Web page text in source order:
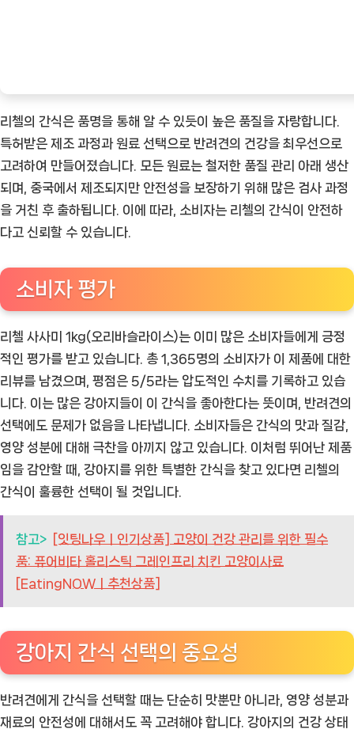
리첼의 간식은 품명을 통해 알 수 있듯이 높은 품질을 자랑합니다.
특허받은 제조 과정과 원료 선택으로 반려견의 건강을 최우선으로
고려하여 만들어졌습니다. 모든 원료는 철저한 품질 관리 아래 생산
되며, 중국에서 제조되지만 안전성을 보장하기 위해 많은 검사 과정
을 거친 후 출하됩니다. 이에 따라, 소비자는 리첼의 간식이 안전하
다고 신뢰할 수 있습니다.
소비자 평가
리첼 사사미 1kg(오리바슬라이스)는 이미 많은 소비자들에게 긍정
적인 평가를 받고 있습니다. 총 1,365명의 소비자가 이 제품에 대한
리뷰를 남겼으며, 평점은 5/5라는 압도적인 수치를 기록하고 있습
니다. 이는 많은 강아지들이 이 간식을 좋아한다는 뜻이며, 반려견의
선택에도 문제가 없음을 나타냅니다. 소비자들은 간식의 맛과 질감,
영양 성분에 대해 극찬을 아끼지 않고 있습니다. 이처럼 뛰어난 제품
임을 감안할 때, 강아지를 위한 특별한 간식을 찾고 있다면 리첼의
간식이 훌륭한 선택이 될 것입니다.
참고> [잇팅나우ㅣ인기상품] 고양이 건강 관리를 위한 필수
품: 퓨어비타 홀리스틱 그레인프리 치킨 고양이사료
[EatingNOWㅣ추천상품]
강아지 간식 선택의 중요성
반려견에게 간식을 선택할 때는 단순히 맛뿐만 아니라, 영양 성분과
재료의 안전성에 대해서도 꼭 고려해야 합니다. 강아지의 건강 상태